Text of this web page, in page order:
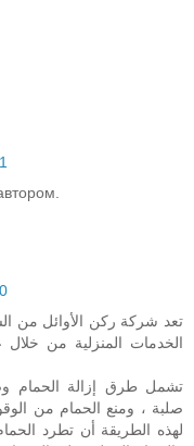
تعد شركة ركن الأوائل من
الخدمات المنزلية من
تشمل طرق إزالة الحمام
صلبة ، ومنع الحمام من
لهذه الطريقة أن تطرد